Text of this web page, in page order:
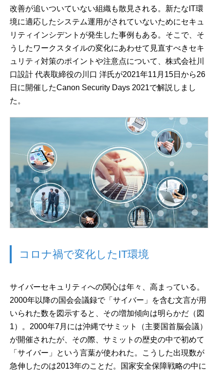
改善が追いついていない組織も散見される。新たなIT環
境に適応したシステム運用がされていないためにセキュ
リティインシデントが発生した事例もある。そこで、そ
うしたワークスタイルの変化にあわせて見直すべきセキ
ュリティ対策のポイントや注意点について、株式会社川
口設計 代表取締役の川口 洋氏が2021年11月15日から26
日に開催したCanon Security Days 2021で解説しまし
た。
コロナ禍で変化したIT環境
サイバーセキュリティへの関心は年々、高まっている。
2000年以降の国会会議録で「サイバー」を含む文言が用
いられた数を図示すると、その増加傾向は明らかだ（図
1）。2000年7月には沖縄でサミット（主要国首脳会議）
が開催されたが、その際、サミットの歴史の中で初めて
「サイバー」という言葉が使われた。こうした出現数が
急伸したのは2013年のことだ。国家安全保障戦略の中に